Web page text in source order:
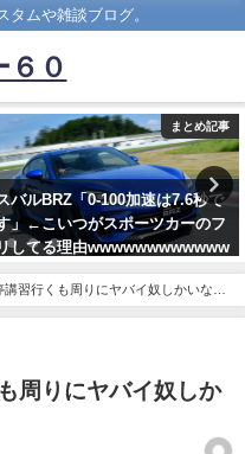
タムや雑談ブログ。
６０
まとめ記事
悲報】信号機のない横断歩道、
が一時停止しない理由…４割は
「歩行者が道を渡るかわからな
」
講習行くも周りにヤバイ奴しかいない
周りにヤバイ奴しか